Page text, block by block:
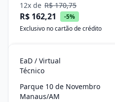
12x de R$ 170,75
R$ 162,21
-5%
Exclusivo no cartão de crédito
EaD / Virtual
Técnico
Parque 10 de Novembro
Manaus/AM